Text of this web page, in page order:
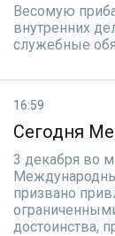
Весомую
внутренних
служебные
16:59
Сегодня
3 декабря во
призвано
достоинства,